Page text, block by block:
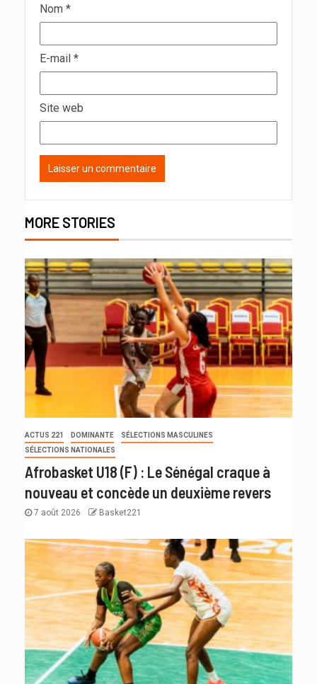
Nom *
E-mail *
Site web
MORE STORIES
ACTUS 221 DOMINANTE
SÉLECTIONS MASCULINES
SÉLECTIONS NATIONALES
Afrobasket U18 (F) : Le Sénégal craque à
nouveau et concède un deuxième revers
7 août 2026 Basket221